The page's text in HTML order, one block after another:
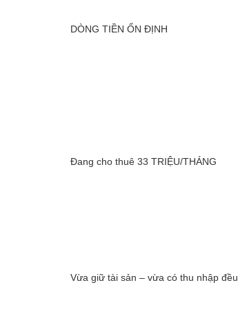
DÒNG TIỀN ỔN ĐỊNH
Đang cho thuê 33 TRIỆU/THÁNG
Vừa giữ tài sản – vừa có thu nhập đều